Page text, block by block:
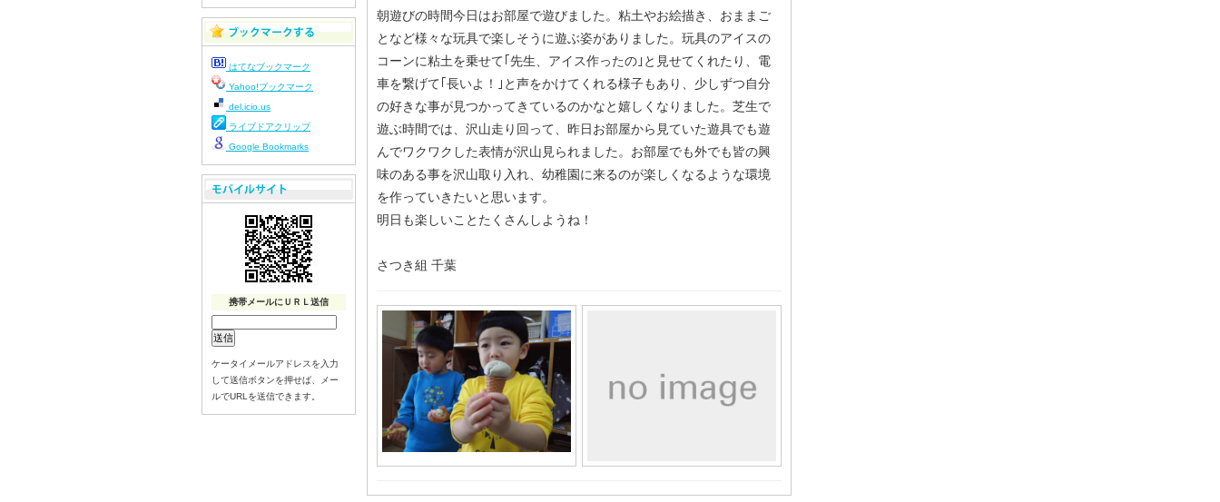
朝遊びの時間今日はお部屋で遊びました。粘土やお絵描き、おままご
となど様々な玩具で楽しそうに遊ぶ姿がありました。玩具のアイスの
コーンに粘土を乗せて｢先生、アイス作ったの｣と見せてくれたり、電
車を繋げて｢長いよ！｣と声をかけてくれる様子もあり、少しずつ自分
の好きな事が見つかってきているのかなと嬉しくなりました。芝生で
遊ぶ時間では、沢山走り回って、昨日お部屋から見ていた遊具でも遊
んでワクワクした表情が沢山見られました。お部屋でも外でも皆の興
味のある事を沢山取り入れ、幼稚園に来るのが楽しくなるような環境
を作っていきたいと思います。
明日も楽しいことたくさんしようね！
さつき組 千葉
はてなブックマーク
Yahoo!ブックマーク
del.icio.us
ライブドアクリップ
Google Bookmarks
携帯メールにＵＲＬ送信
ケータイメールアドレスを入力
して送信ボタンを押せば、メー
ルでURLを送信できます。